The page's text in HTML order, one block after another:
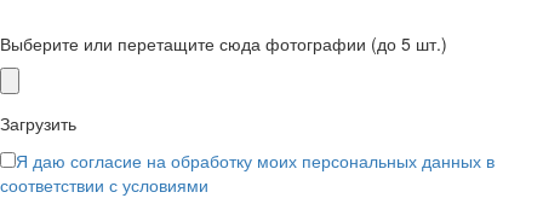
Выберите или перетащите сюда фотографии (до 5 шт.)
Загрузить
Я даю согласие на обработку моих персональных данных в
соответствии с условиями